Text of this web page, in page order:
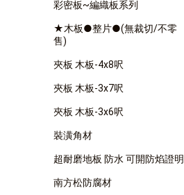
彩密板~編織板系列
★木板●整片●(無裁切/不零
售)
夾板 木板-4x8呎
夾板 木板-3x7呎
夾板 木板-3x6呎
裝潢角材
超耐磨地板 防水 可開防焰證明
南方松防腐材